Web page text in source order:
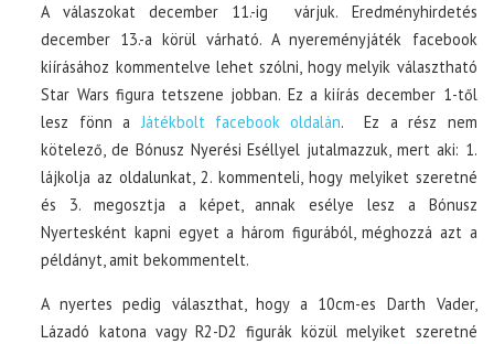
A válaszokat december 11.-ig várjuk. Eredményhirdetés
december 13.-a körül várható. A nyereményjáték facebook
kiírásához kommentelve lehet szólni, hogy melyik választható
Star Wars figura tetszene jobban. Ez a kiírás december 1-től
lesz fönn a Játékbolt facebook oldalán. Ez a rész nem
kötelező, de Bónusz Nyerési Eséllyel jutalmazzuk, mert aki: 1.
lájkolja az oldalunkat, 2. kommenteli, hogy melyiket szeretné
és 3. megosztja a képet, annak esélye lesz a Bónusz
Nyertesként kapni egyet a három figurából, méghozzá azt a
példányt, amit bekommentelt.
A nyertes pedig választhat, hogy a 10cm-es Darth Vader,
Lázadó katona vagy R2-D2 figurák közül melyiket szeretné